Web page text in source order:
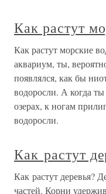
Как растут
Как растут морские
аквариум, ты,
появлялся, как бы
водоросли. А когда
озерах, к ногам
водоросли.
Как растут
Как растут деревья?
частей. Корни